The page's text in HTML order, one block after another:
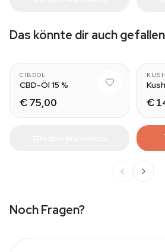
Das könnte dir auch gefallen
CIBDOL
CBD-Öl 15 %
€ 75,00 €
Noch Fragen?